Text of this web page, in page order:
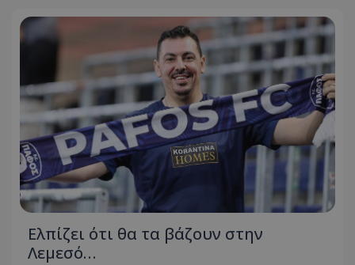
Ελπίζει ότι θα τα βάζουν στην
Λεμεσό…